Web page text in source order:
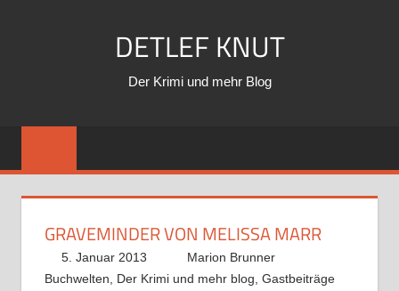
DETLEF KNUT
Der Krimi und mehr Blog
GRAVEMINDER VON MELISSA MARR
5. Januar 2013
Marion Brunner
Buchwelten
Der Krimi und mehr blog Gastbeiträge